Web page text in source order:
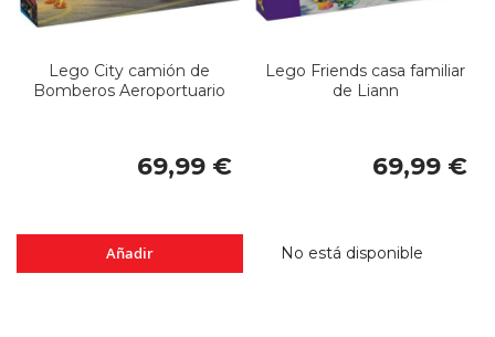
Lego City camión de
Bomberos Aeroportuario
69,99 €
Añadir
Lego Friends casa familiar
de Liann
69,99 €
No está disponible